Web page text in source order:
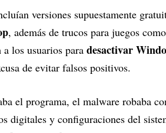
versiones supuestamente
, además de trucos para juegos como
los usuarios para desactivar
de evitar falsos positivos.
el programa, el malware robaba
digitales y configuraciones del